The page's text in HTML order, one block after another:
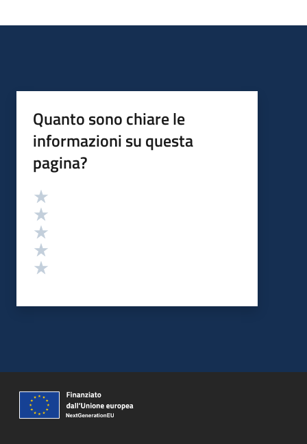
Quanto sono chiare le
informazioni su questa
pagina?
Valutazione